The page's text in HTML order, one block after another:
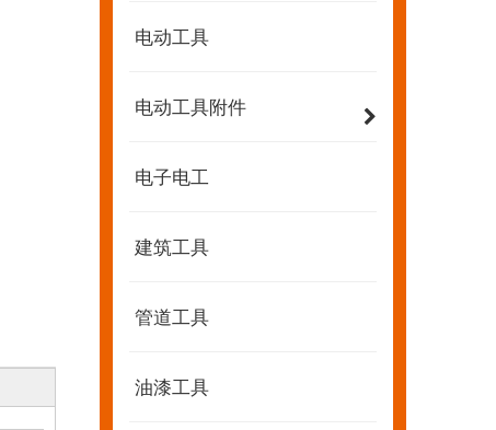
电动工具
电动工具附件
电子电工
建筑工具
管道工具
油漆工具